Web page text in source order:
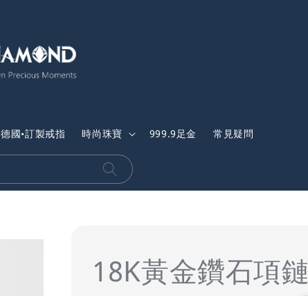
德國•訂製戒指 時尚珠寶 999.9足金 常見疑問
18K黃金鑽石項鏈